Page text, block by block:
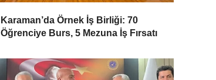
Karaman’da Örnek İş Birliği: 70
Öğrenciye Burs, 5 Mezuna İş Fırsatı